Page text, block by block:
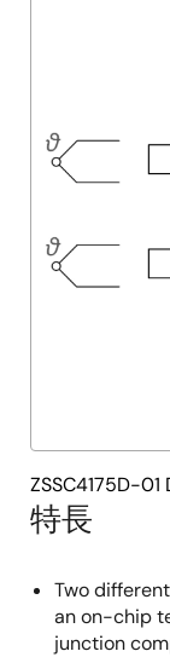
特長
Two
an on-chip
junction
ZSSC4175D-01